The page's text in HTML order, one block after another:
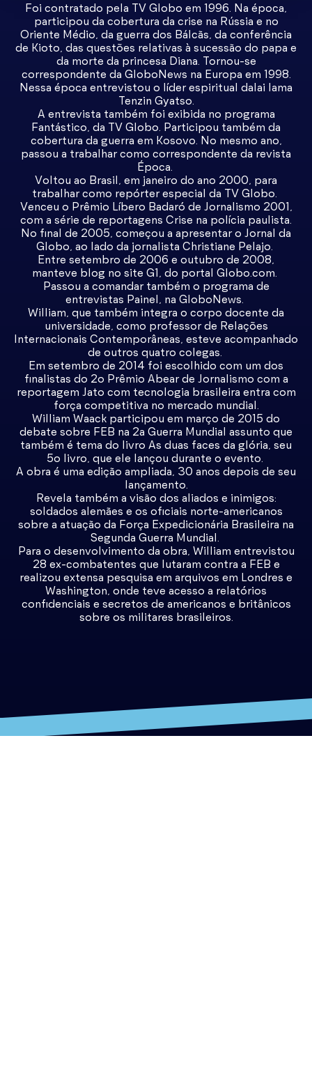
Foi contratado pela TV Globo em 1996. Na época,
participou da cobertura da crise na Rússia e no
Oriente Médio, da guerra dos Bálcãs, da conferência
de Kioto, das questões relativas à sucessão do papa e
da morte da princesa Diana. Tornou-se
correspondente da GloboNews na Europa em 1998.
Nessa época entrevistou o líder espiritual dalai lama
Tenzin Gyatso.
A entrevista também foi exibida no programa
Fantástico, da TV Globo. Participou também da
cobertura da guerra em Kosovo. No mesmo ano,
passou a trabalhar como correspondente da revista
Época.
Voltou ao Brasil, em janeiro do ano 2000, para
trabalhar como repórter especial da TV Globo.
Venceu o Prêmio Líbero Badaró de Jornalismo 2001,
com a série de reportagens Crise na polícia paulista.
No final de 2005, começou a apresentar o Jornal da
Globo, ao lado da jornalista Christiane Pelajo.
Entre setembro de 2006 e outubro de 2008,
manteve blog no site G1, do portal Globo.com.
Passou a comandar também o programa de
entrevistas Painel, na GloboNews.
William, que também integra o corpo docente da
universidade, como professor de Relações
Internacionais Contemporâneas, esteve acompanhado
de outros quatro colegas.
Em setembro de 2014 foi escolhido com um dos
finalistas do 2o Prêmio Abear de Jornalismo com a
reportagem Jato com tecnologia brasileira entra com
força competitiva no mercado mundial.
William Waack participou em março de 2015 do
debate sobre FEB na 2a Guerra Mundial assunto que
também é tema do livro As duas faces da glória, seu
5o livro, que ele lançou durante o evento.
A obra é uma edição ampliada, 30 anos depois de seu
lançamento.
Revela também a visão dos aliados e inimigos:
soldados alemães e os oficiais norte-americanos
sobre a atuação da Força Expedicionária Brasileira na
Segunda Guerra Mundial.
Para o desenvolvimento da obra, William entrevistou
28 ex-combatentes que lutaram contra a FEB e
realizou extensa pesquisa em arquivos em Londres e
Washington, onde teve acesso a relatórios
confidenciais e secretos de americanos e britânicos
sobre os militares brasileiros.